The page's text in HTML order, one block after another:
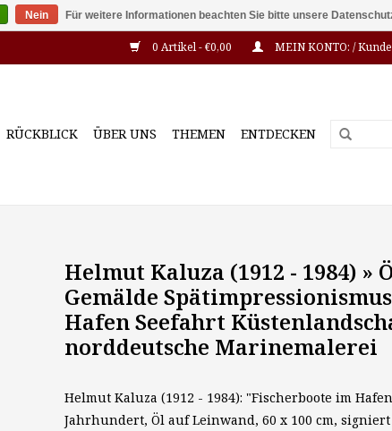
0 Artikel - €0,00 MEIN KONTO: /
RÜCKBLICK ÜBER UNS THEMEN ENTDECKEN
Helmut Kaluza (1912 - 1984) »
Gemälde
Hafen Seefahrt
norddeutsche Marinemalerei
Helmut Kaluza (1912 - 1984): "Fischerboote im
Jahrhundert, Öl auf Leinwand, 60 x 100 cm, signiert
Nein Für weitere Informationen beachten Sie bitte unsere